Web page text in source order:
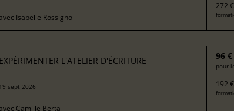
Isabelle Rossignol
272 €
EXPÉRIMENTER L'ATELIER D'ÉCRITURE
19 sept 2026
Camille Berta
96 €
pour
192 €